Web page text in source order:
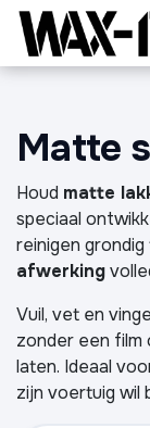
Overslaan naar
Matte
Houd matte
speciaal
reinigen
afwerking
Vuil, vet en
zonder een
laten. Ideaal
zijn voertuig wil